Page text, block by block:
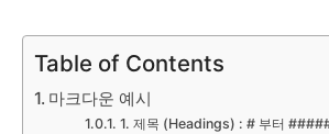
Table of Contents
마크다운 예시
1. 제목 (Headings) : # 부터